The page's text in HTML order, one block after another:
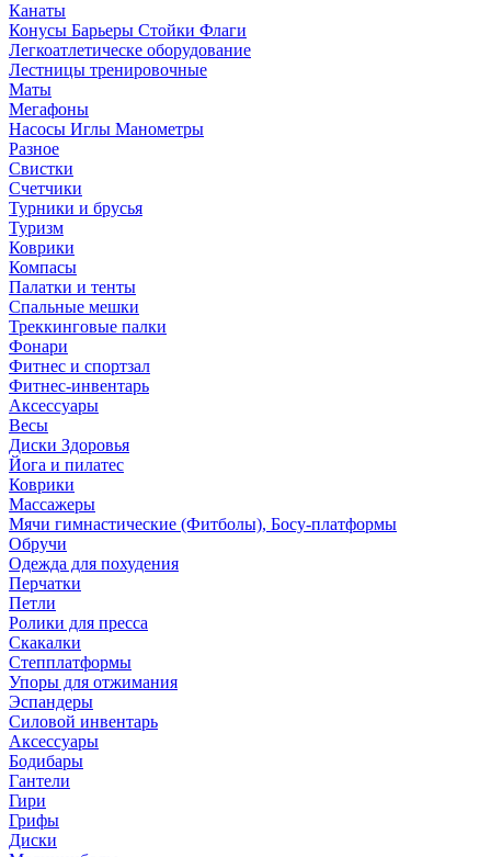
Канаты
Конусы Барьеры Стойки Флаги
Легкоатлетическе оборудование
Лестницы тренировочные
Маты
Мегафоны
Насосы Иглы Манометры
Разное
Свистки
Счетчики
Турники и брусья
Туризм
Коврики
Компасы
Палатки и тенты
Спальные мешки
Треккинговые палки
Фонари
Фитнес и спортзал
Фитнес-инвентарь
Аксессуары
Весы
Диски Здоровья
Йога и пилатес
Коврики
Массажеры
Мячи гимнастические (Фитболы), Босу-платформы
Обручи
Одежда для похудения
Перчатки
Петли
Ролики для пресса
Скакалки
Степплатформы
Упоры для отжимания
Эспандеры
Силовой инвентарь
Аксессуары
Бодибары
Гантели
Гири
Грифы
Диски